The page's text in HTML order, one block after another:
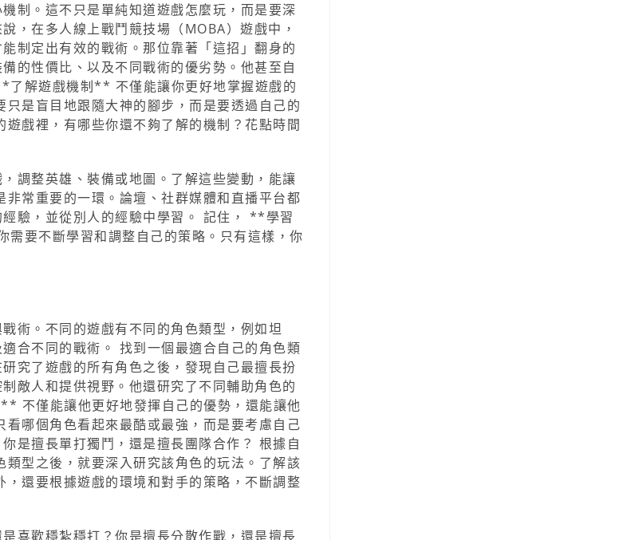
制。這不只是單純知道遊戲怎麼玩，而是要深
，在多人線上戰鬥競技場（MOBA）遊戲中，
制定出有效的戰術。那位靠著「這招」翻身的
的性價比、以及不同戰術的優劣勢。他甚至自
了解遊戲機制** 不僅能讓你更好地掌握遊戲的
是盲目地跟隨大神的腳步，而是要透過自己的
戲裡，有哪些你還不夠了解的機制？花點時間
調整英雄、裝備或地圖。了解這些變動，能讓
常重要的一環。論壇、社群媒體和直播平台都
驗，並從別人的經驗中學習。 記住， **學習
要不斷學習和調整自己的策略。只有這樣，你
術。不同的遊戲有不同的角色類型，例如坦
合不同的戰術。 找到一個最適合自己的角色類
究了遊戲的所有角色之後，發現自己最擅長扮
敵人和提供視野。他還研究了不同輔助角色的
不僅能讓他更好地發揮自己的優勢，還能讓他
哪個角色看起來最酷或最強，而是要考慮自己
是擅長單打獨鬥，還是擅長團隊合作？ 根據自
型之後，就要深入研究該角色的玩法。了解該
還要根據遊戲的環境和對手的策略，不斷調整
喜歡穩紮穩打？你是擅長分散作戰，還是擅長